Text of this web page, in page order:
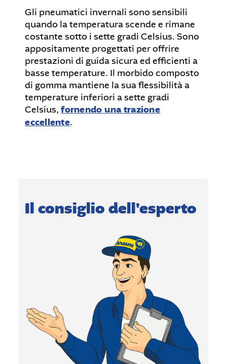
Gli pneumatici invernali sono sensibili
quando la temperatura scende e rimane
costante sotto i sette gradi Celsius. Sono
appositamente progettati per offrire
prestazioni di guida sicura ed efficienti a
basse temperature. Il morbido composto
di gomma mantiene la sua flessibilità a
temperature inferiori a sette gradi
Celsius,fornendo una trazione
eccellente.
Il consiglio dell'esperto